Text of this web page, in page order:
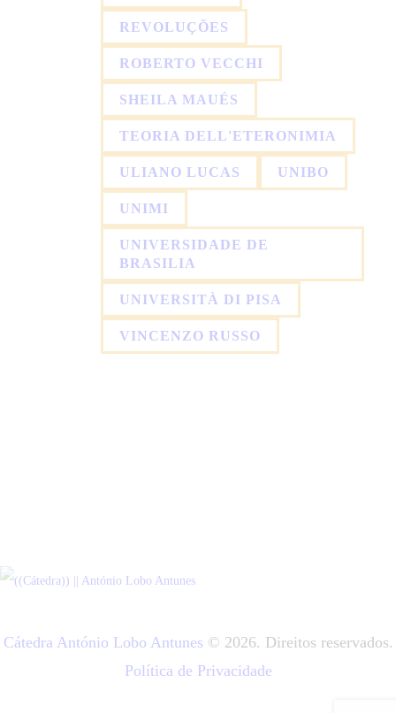
REVOLUÇÕES
ROBERTO VECCHI
SHEILA MAUÉS
TEORIA DELL'ETERONIMIA
ULIANO LUCAS UNIBO
UNIMI
UNIVERSIDADE DE
BRASILIA
UNIVERSITÀ DI PISA
VINCENZO RUSSO
Cátedra António Lobo Antunes © 2026. Direitos reservados.
Política de Privacidade